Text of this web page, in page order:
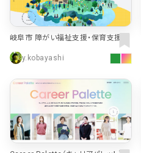
岐阜市 障がい福祉支援・保育支援｜
y.kobayashi